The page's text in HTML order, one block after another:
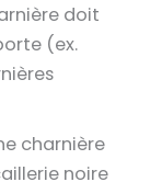
doit
(ex.
charnière
noire